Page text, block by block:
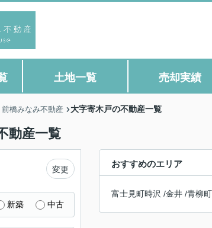
土地一覧 売却実績
橋みなみ不動産 大字寄木戸の不動産一覧
動産一覧
おすすめのエリア
富士見町時沢 /金井 /青柳町
変更
新築 中古